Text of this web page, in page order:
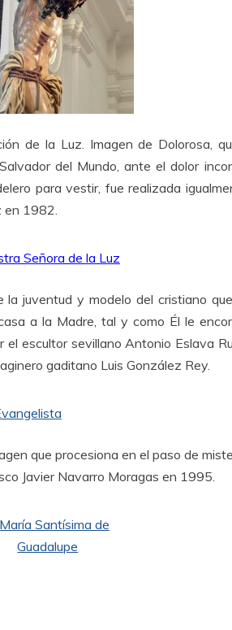
de la Luz. Imagen de Dolorosa,
del Mundo, ante el dolor
para vestir, fue realizada
en 1982.
la juventud y modelo del cristiano
a la Madre, tal y como Él le
el escultor sevillano Antonio Eslava
gaditano Luis González Rey.
que procesiona en el paso de
Javier Navarro Moragas en 1995.